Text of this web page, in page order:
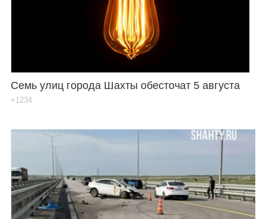
Семь улиц города Шахты обесточат 5 августа
+1234